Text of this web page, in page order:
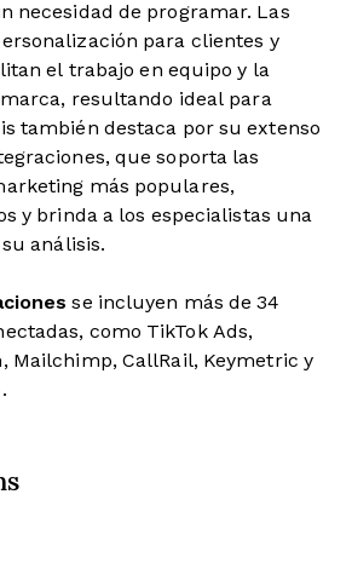
necesidad de programar. Las
para clientes y
el trabajo en equipo y la
resultando ideal para
también destaca por su extenso
que soporta las
más populares,
y brinda a los especialistas una
análisis.
se incluyen más de 34
como TikTok Ads,
Mailchimp, CallRail, Keymetric y